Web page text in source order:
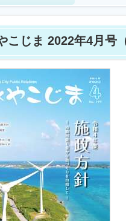
こじま 2022年4月号